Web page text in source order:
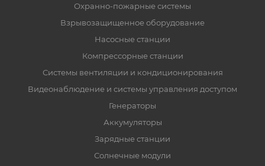
Охранно-пожарные системы
Взрывозащищенное оборудование
Насосные станции
Компрессорные станции
Системы вентиляции и кондиционирования
Видеонаблюдение и системы управления доступом
Генераторы
Аккумуляторы
Зарядные станции
Солнечные модули